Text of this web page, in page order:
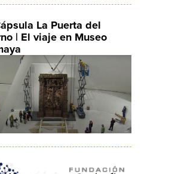
La Puerta del
| El viaje en Museo